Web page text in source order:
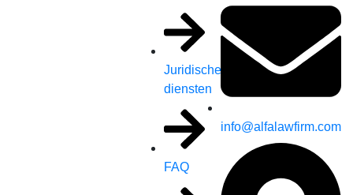
Juridische
diensten
FAQ
info@alfalawfirm.com